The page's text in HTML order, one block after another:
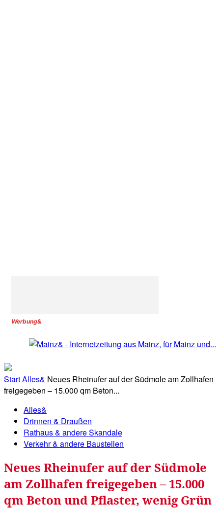
Werbung&
StartAlles& Neues Rheinufer auf der Südmole am Zollhafen
freigegeben – 15.000 qm Beton...
Alles&
Drinnen & Draußen
Rathaus & andere Skandale
Verkehr & andere Baustellen
Neues Rheinufer auf der Südmole
am Zollhafen freigegeben – 15.000
qm Beton und Pflaster, wenig Grün